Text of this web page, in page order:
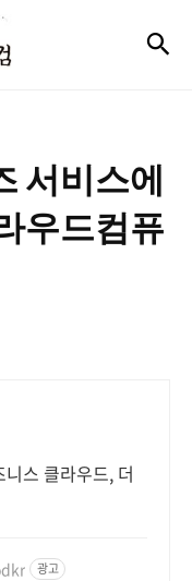
서비스에
우드컴퓨
스 클라우드, 더
광고